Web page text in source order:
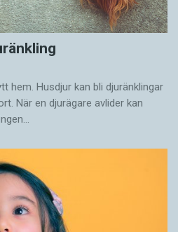
hem. Husdjur kan bli djuränklingar
När en djurägare avlider kan